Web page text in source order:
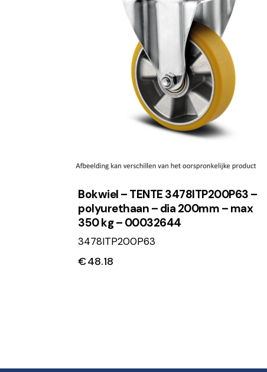
Bokwiel – TENTE 3478ITP200P63 –
polyurethaan – dia 200mm – max
350 kg – 00032644
3478ITP200P63
€48.18